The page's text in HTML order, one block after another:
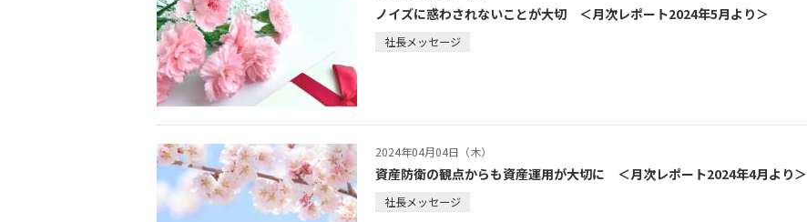
ノイズに惑わされないことが大切 ＜月次レポート2024年5月より＞
社長メッセージ
2024年04月04日（木）
資産防衛の観点からも資産運用が大切に ＜月次レポート2024年4月より＞
社長メッセージ